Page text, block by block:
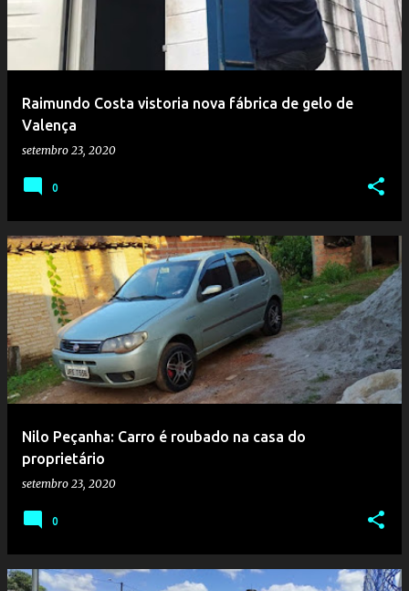
t
a
Raimundo Costa vistoria nova fábrica de gelo de
Valença
setembro 23, 2020
0
Nilo Peçanha: Carro é roubado na casa do
proprietário
setembro 23, 2020
0